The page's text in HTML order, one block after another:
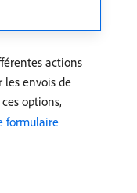
actions
les envois de
options,
formulaire